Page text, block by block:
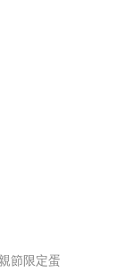
節限定蛋